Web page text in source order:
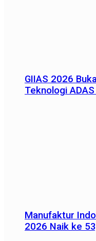
GIIAS 2026
Teknologi
Manufaktur
2026 Naik ke